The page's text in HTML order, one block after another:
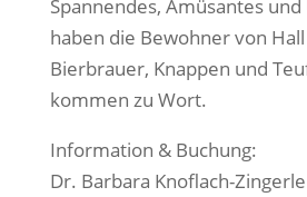
Spannendes, Amüsantes
haben die Bewohner von
Bierbrauer, Knappen und
kommen zu Wort.
Information & Buchung:
Dr. Barbara Knoflach-